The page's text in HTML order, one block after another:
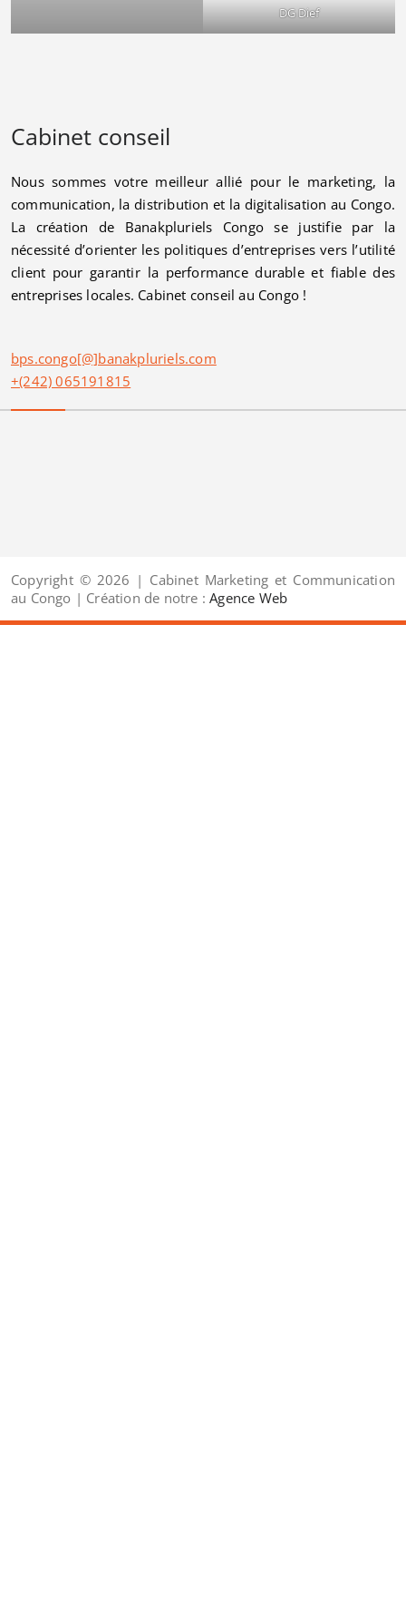
DG Dief
Cabinet conseil
Nous sommes votre meilleur allié pour le marketing, la
communication, la distribution et la digitalisation au Congo.
La création de Banakpluriels Congo se justifie par la
nécessité d’orienter les politiques d’entreprises vers l’utilité
client pour garantir la performance durable et fiable des
entreprises locales. Cabinet conseil au Congo !
bps.congo[@]banakpluriels.com
+(242) 065191815
Copyright © 2026 | Cabinet Marketing et Communication
au Congo | Création de notre :Agence Web